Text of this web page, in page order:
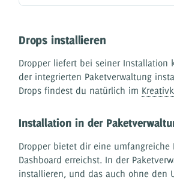
Drops installieren
Dropper liefert bei seiner
der integrierten Paketverwaltung
Drops findest du natürlich im
Installation in der
Dropper bietet dir eine
Dashboard erreichst. In der
installieren, und das auch ohne den